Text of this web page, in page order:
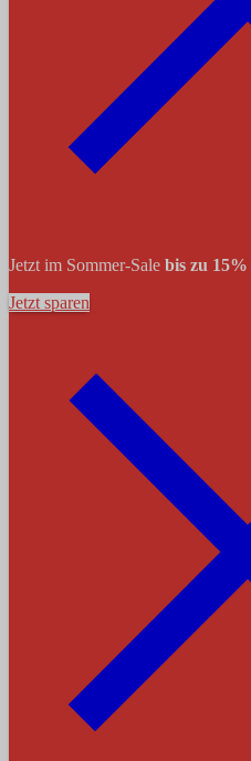
Jetzt im Sommer-Sale bis zu 15%
Jetzt sparen